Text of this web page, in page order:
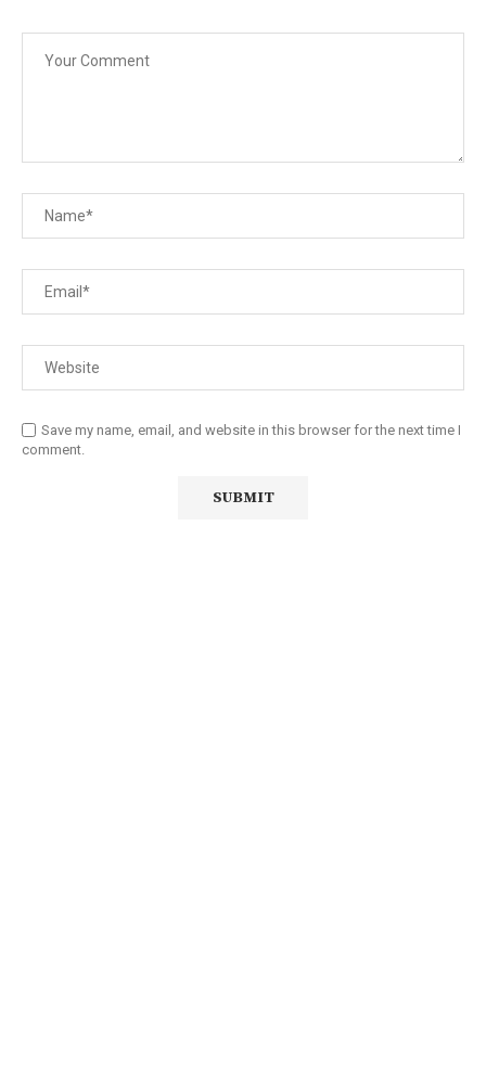
Save my name, email, and website in this browser for the next time I
comment.